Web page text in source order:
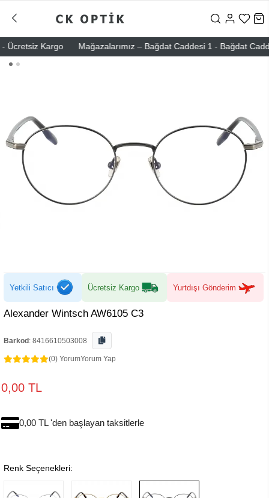
Kargo Mağazalarımız – Bağdat Caddesi 1 - Bağdat
Yetkili Satıcı Ücretsiz Kargo Yurtdışı Gönderim
Alexander Wintsch AW6105 C3
Barkod : 8416610503008
(0) YorumYorum Yap
0,00 TL
0,00 TL 'den başlayan taksitlerle
Renk Seçenekleri: